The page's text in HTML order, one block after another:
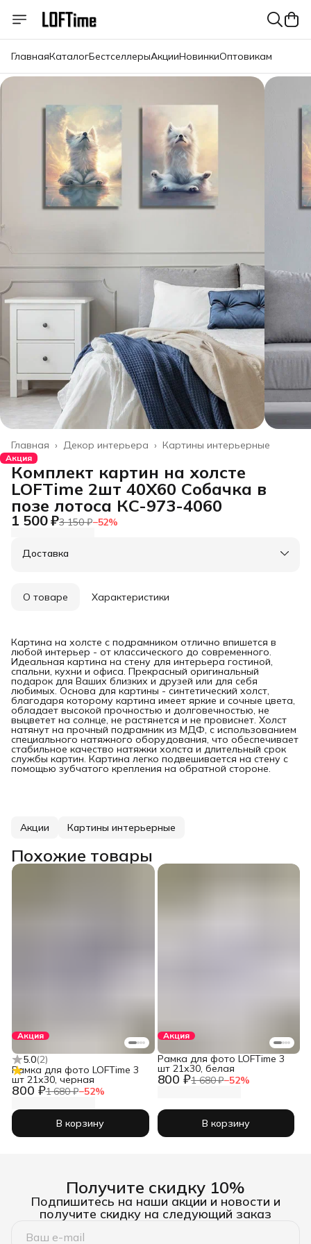
ГлавнаяКаталогБестселлерыАкцииНовинкиОптовикам
Картины интерьерные
Декор интерьера ›
Главная ›
Акция
Комплект картин на холсте
LOFTime 2шт 40Х60 Собачка в
позе лотоса КC-973-4060
1 500 ₽3 150 ₽−52%
Доставка
О товаре Характеристики
Картина на холсте с подрамником отлично впишется в
любой интерьер - от классического до современного.
Идеальная картина на стену для интерьера гостиной,
спальни, кухни и офиса. Прекрасный оригинальный
подарок для Ваших близких и друзей или для себя
любимых. Основа для картины - синтетический холст,
благодаря которому картина имеет яркие и сочные цвета,
обладает высокой прочностью и долговечностью, не
выцветет на солнце, не растянется и не провиснет. Холст
натянут на прочный подрамник из МДФ, с использованием
специального натяжного оборудования, что обеспечивает
стабильное качество натяжки холста и длительный срок
службы картин. Картина легко подвешивается на стену с
помощью зубчатого крепления на обратной стороне.
Акции Картины интерьерные
Похожие товары
Акция
5.0(2)
800 ₽1 680 ₽−52%
Рамка для фото LOFTime 3
шт 21х30, черная
В корзину
Акция
800 ₽1 680 ₽−52%
Рамка для фото LOFTime 3
шт 21х30, белая
В корзину
Получите скидку 10%
Подпишитесь на наши акции и новости и
получите скидку на следующий заказ